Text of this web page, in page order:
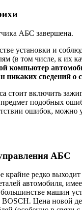
АБС завершена.
установки и
(в том числе, к их
компьютер
никаких сведений о
стоит включить
подобных
ошибок, можно
АБС
редко выходит
автомобиля,
машин
Цена новой